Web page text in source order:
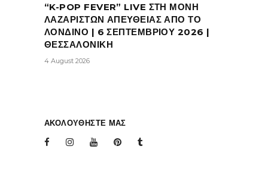
“K-POP FEVER” LIVE ΣΤΗ ΜΟΝΗ
ΛΑΖΑΡΙΣΤΩΝ ΑΠΕΥΘΕΙΑΣ ΑΠΟ ΤΟ
ΛΟΝΔΙΝΟ | 6 ΣΕΠΤΕΜΒΡΙΟΥ 2026 |
ΘΕΣΣΑΛΟΝΙΚΗ
4 August 2026
ΑΚΟΛΟΥΘΗΣΤΕ ΜΑΣ